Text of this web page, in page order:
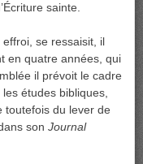
sainte.
se ressaisit, il
en quatre années, qui
il prévoit le cadre
études bibliques,
toutefois du lever de
son Journal